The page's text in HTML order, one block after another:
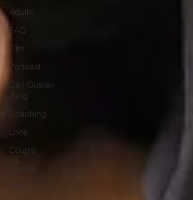
Adulte
FAQ
Film
Podcast
Carl Gustav
Jung
Coaching
Livre
Couple
Cancer